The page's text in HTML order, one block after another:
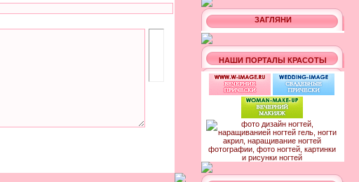
ЗАГЛЯНИ
НАШИ ПОРТАЛЫ КРАСОТЫ